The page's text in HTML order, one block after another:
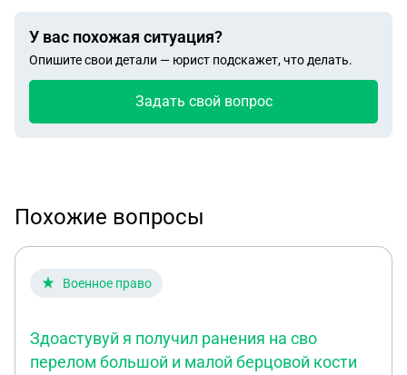
У вас похожая ситуация?
Опишите свои детали — юрист подскажет, что делать.
Задать свой вопрос
Похожие вопросы
Военное право
Здоастувуй я получил ранения на сво
перелом большой и малой берцовой кости